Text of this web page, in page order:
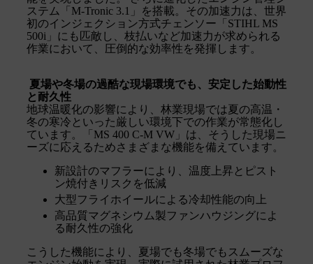
ステム「M-Tronic 3.1」を搭載。その加速力は、世界
初のインジェクション方式チェンソー「STIHL MS
500i」にも匹敵し、枝払いなど加速力が求められる
作業において、圧倒的な効率性を発揮します。
夏場や冬場の過酷な現場環境でも、安定した始動性
と耐久性
地球温暖化の影響により、林業現場では夏の高温・
冬の寒冷といった厳しい環境下での作業が常態化し
ています。「MS 400 C-M VW」は、そうした現場ニ
ーズに応えるためさまざまな機能を備えています。
新設計のマフラーにより、温度上昇とピスト
ン焼付きリスクを低減
大型フライホイールによる冷却性能の向上
高品質マグネシウム製ファンハウジングによ
る耐久性の強化
こうした機能により、夏場でも冬場でもスムーズな